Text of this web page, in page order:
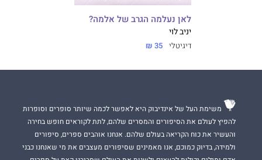
לאן נעלמה הגרב של אלמה?
יניב לוי
דיגיטלי 35 ₪
משימת העל של אינדיבוק היא לאפשר לכמה שיותר סופרים וסופרות
להפיץ לעולם את הסיפורים והמסרים שלהם, לתת לקוראים חופש בחירה
והעשיר את כוח הקריאה בעולם שלהם. אנחנו אוהבים ספרים, סיפורים
ולמידה, בדיוק כמוכם, אנו מאמינים שסיפורים מעצבים את מי שאנחנו כבני